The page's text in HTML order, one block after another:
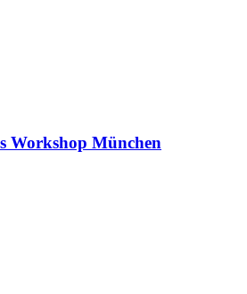
Workshop München